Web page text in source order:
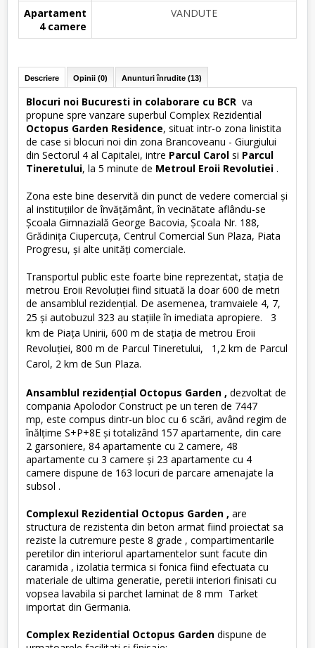
Apartament
4 camere
VANDUTE
Descriere Opinii (0) Anunturi înrudite (13)
Blocuri noi Bucuresti in colaborare cu BCR va
propune spre vanzare superbul Complex Rezidential
Octopus Garden Residence, situat intr-o zona linistita
de case si blocuri noi din zona Brancoveanu - Giurgiului
din Sectorul 4 al Capitalei, intre Parcul Carol si Parcul
Tineretului, la 5 minute de Metroul Eroii Revolutiei .
Zona este bine deservită din punct de vedere comercial şi
al instituţiilor de învăţământ, în vecinătate aflându-se
Şcoala Gimnazială George Bacovia, Şcoala Nr. 188,
Grădiniţa Ciupercuţa, Centrul Comercial Sun Plaza, Piata
Progresu, şi alte unităţi comerciale.
Transportul public este foarte bine reprezentat, staţia de
metrou Eroii Revoluţiei fiind situată la doar 600 de metri
de ansamblul rezidenţial. De asemenea, tramvaiele 4, 7,
25 şi autobuzul 323 au staţiile în imediata apropiere. 3
km de Piaţa Unirii, 600 m de staţia de metrou Eroii
Revoluţiei, 800 m de Parcul Tineretului, 1,2 km de Parcul
Carol, 2 km de Sun Plaza.
Ansamblul rezidenţial Octopus Garden , dezvoltat de
compania Apolodor Construct pe un teren de 7447
mp, este compus dintr-un bloc cu 6 scări, având regim de
înălţime S+P+8E şi totalizând 157 apartamente, din care
2 garsoniere, 84 apartamente cu 2 camere, 48
apartamente cu 3 camere şi 23 apartamente cu 4
camere dispune de 163 locuri de parcare amenajate la
subsol .
Complexul Rezidential Octopus Garden , are
structura de rezistenta din beton armat fiind proiectat sa
reziste la cutremure peste 8 grade , compartimentarile
peretilor din interiorul apartamentelor sunt facute din
caramida , izolatia termica si fonica fiind efectuata cu
materiale de ultima generatie, peretii interiori finisati cu
vopsea lavabila si parchet laminat de 8 mm Tarket
importat din Germania.
Complex Rezidential Octopus Garden dispune de